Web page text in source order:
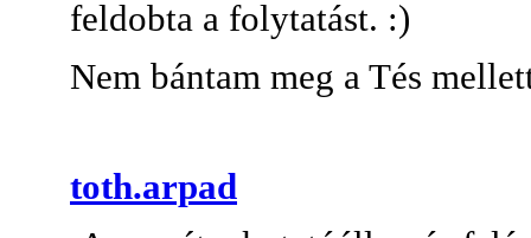
feldobta a folytatást. :)
Nem bántam meg a Tés
toth.arpad